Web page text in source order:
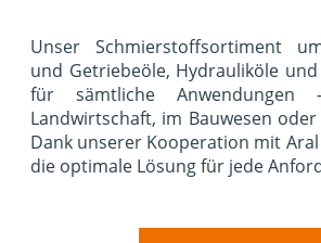
Unser Schmierstoffsortiment
und Getriebeöle, Hydrauliköle
für sämtliche
Landwirtschaft, im Bauwesen
Dank unserer Kooperation mit
die optimale Lösung für jede